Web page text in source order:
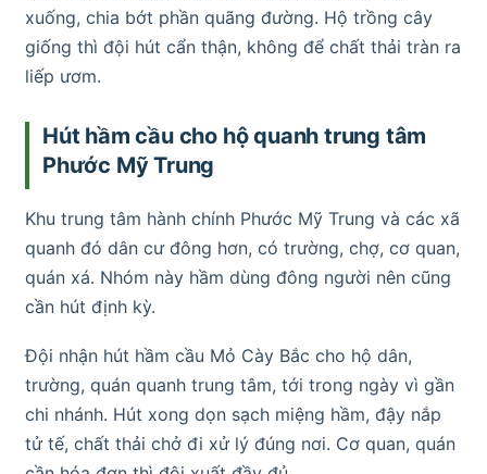
xuống, chia bớt phần quãng đường. Hộ trồng cây
giống thì đội hút cẩn thận, không để chất thải tràn ra
liếp ươm.
Hút hầm cầu cho hộ quanh trung tâm
Phước Mỹ Trung
Khu trung tâm hành chính Phước Mỹ Trung và các xã
quanh đó dân cư đông hơn, có trường, chợ, cơ quan,
quán xá. Nhóm này hầm dùng đông người nên cũng
cần hút định kỳ.
Đội nhận hút hầm cầu Mỏ Cày Bắc cho hộ dân,
trường, quán quanh trung tâm, tới trong ngày vì gần
chi nhánh. Hút xong dọn sạch miệng hầm, đậy nắp
tử tế, chất thải chở đi xử lý đúng nơi. Cơ quan, quán